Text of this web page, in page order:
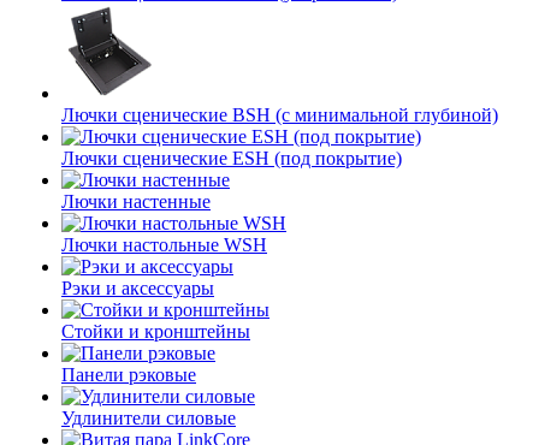
Лючки сценические BSH (с минимальной глубиной)
Лючки сценические ESH (под покрытие)
Лючки настенные
Лючки настольные WSH
Рэки и аксессуары
Стойки и кронштейны
Панели рэковые
Удлинители силовые